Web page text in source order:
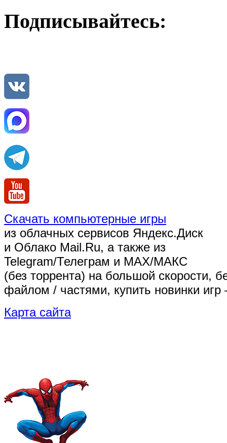
Подписывайтесь:
Скачать компьютерные игры
из облачных сервисов Яндекс.Диск
и Облако Mail.Ru, а также из
Telegram/Телеграм и MAX/МАКС
(без торрента) на большой скорости,
файлом / частями, купить новинки
Карта сайта